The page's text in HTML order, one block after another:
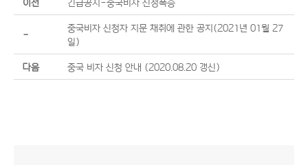
이전 긴급공지-중국비자 신청폭증
-
중국비자 신청자 지문 채취에 관한 공지(2021년 01월 27
일)
다음 중국 비자 신청 안내 (2020.08.20 갱신)